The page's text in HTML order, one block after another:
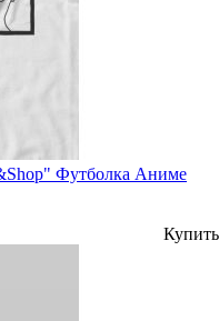
Футболка Аниме
Купить